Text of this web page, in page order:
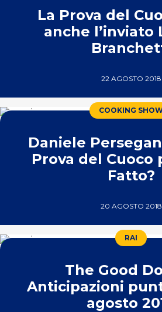
La Prova del
anche l’inviato
22 AGOSTO 2018
COOKING
Daniele
Prova del Cuoco
Fatto?
20 AGOSTO 2018
RAI
The Good
Anticipazioni
agosto